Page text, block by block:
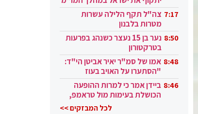
בקטאר" 7:17 צה"ל תקף הלילה עשרות
מטרות בלבנון
8:50
נער בן 15 נעצר כשנהג בפרעות
בטרקטורון
8:48 אמו של סמ"ר יאיר אביטן הי"ד:
"הסתערו על האויב בעוז
ובגבורה" 8:46 ביידן אמר כי למרות ההופעה
הכושלת בעימות מול טראמפ,
לכל המבזקים >>